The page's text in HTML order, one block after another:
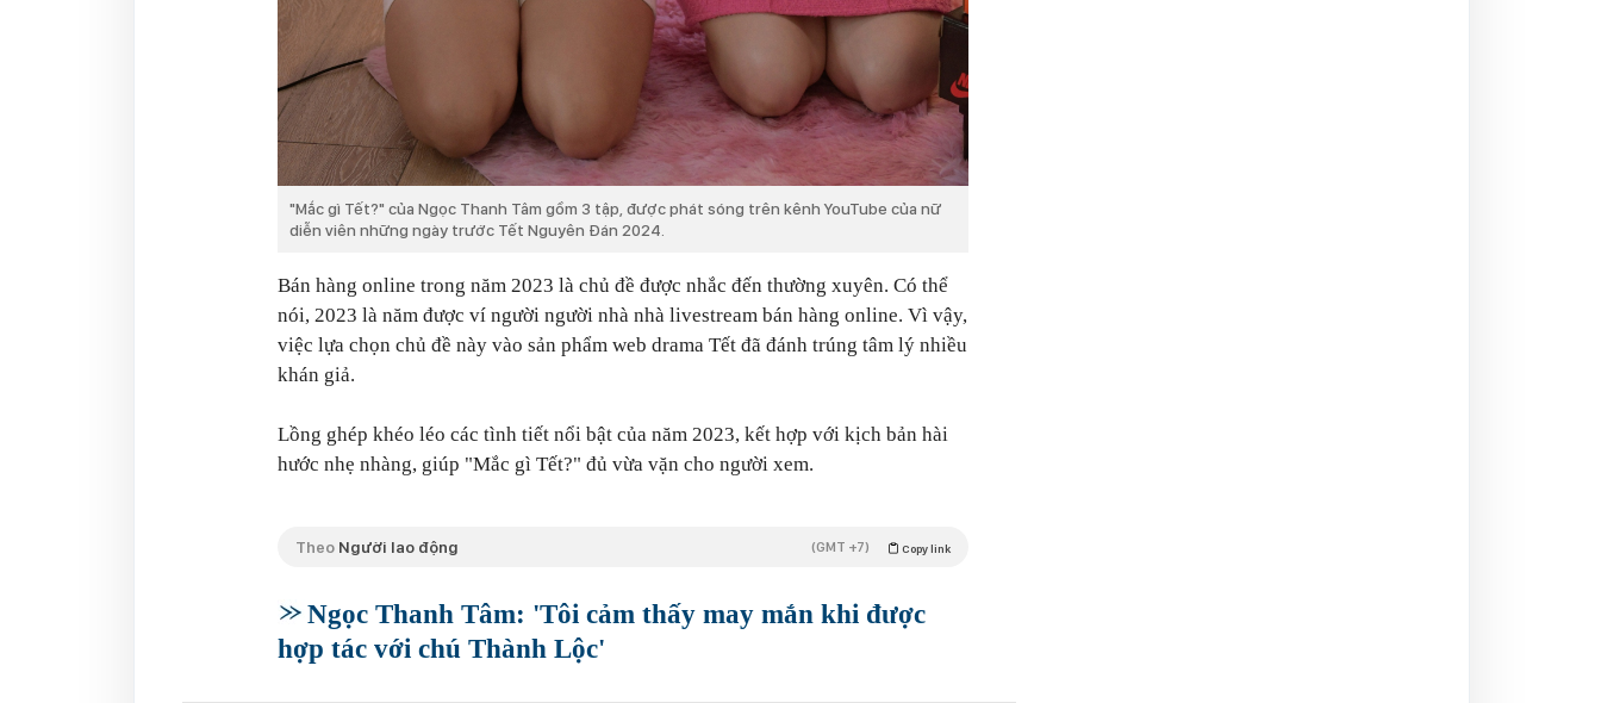
"Mắc gì Tết?" của Ngọc Thanh Tâm gồm 3 tập, được phát sóng trên kênh YouTube của nữ
diễn viên những ngày trước Tết Nguyên Đán 2024.
Bán hàng online trong năm 2023 là chủ đề được nhắc đến thường xuyên. Có thể
nói, 2023 là năm được ví người người nhà nhà livestream bán hàng online. Vì vậy,
việc lựa chọn chủ đề này vào sản phẩm web drama Tết đã đánh trúng tâm lý nhiều
khán giả.
Lồng ghép khéo léo các tình tiết nổi bật của năm 2023, kết hợp với kịch bản hài
hước nhẹ nhàng, giúp "Mắc gì Tết?" đủ vừa vặn cho người xem.
Theo Người lao động Copy link
(GMT +7)
Ngọc Thanh Tâm: 'Tôi cảm thấy may mắn khi được
hợp tác với chú Thành Lộc'